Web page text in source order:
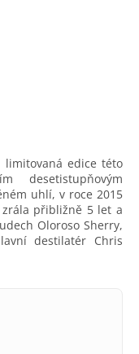
limitovaná edice této
desetistupňovým
uhlí, v roce 2015
přibližně 5 let a
Oloroso Sherry,
destilatér Chris